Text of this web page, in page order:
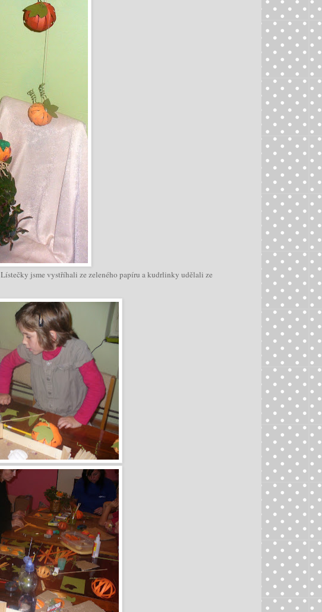
Lístečky jsme vystříhali ze zeleného papíru a kudrlinky udělali ze